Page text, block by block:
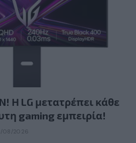
Η LG μετατρέπει κάθε
gaming εμπειρία!
08/2026